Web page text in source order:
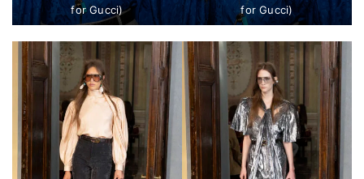
for Gucci)
for Gucci)